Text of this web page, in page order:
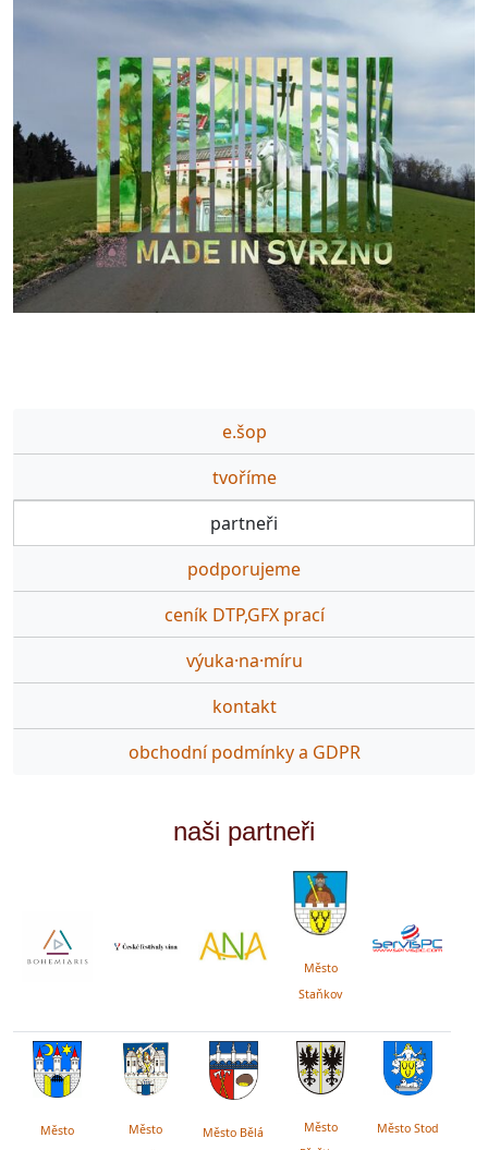
e.šop
tvoříme
partneři
podporujeme
ceník DTP,GFX prací
výuka·na·míru
kontakt
obchodní podmínky a GDPR
naši partneři
Město
Staňkov
Město
Město
Město Bělá
Město
Město Stod